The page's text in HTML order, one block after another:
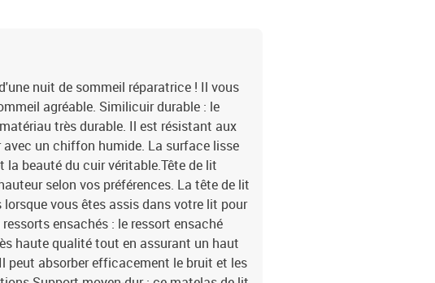
nuit de sommeil réparatrice ! Il vous
agréable. Similicuir durable : le
très durable. Il est résistant aux
un chiffon humide. La surface lisse
beauté du cuir véritable.Tête de lit
selon vos préférences. La tête de lit
vous êtes assis dans votre lit pour
ensachés : le ressort ensaché
haute qualité tout en assurant un haut
peut absorber efficacement le bruit et les